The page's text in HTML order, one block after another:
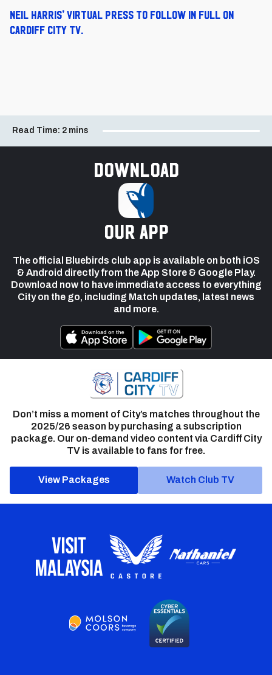
Neil Harris' virtual press to follow in full on
Cardiff City TV.
Read Time: 2 mins
Download
our app
The official Bluebirds club app is available on both iOS
& Android directly from the App Store & Google Play.
Download now to have immediate access to everything
City on the go, including Match updates, latest news
and more.
Don’t miss a moment of City’s matches throughout the
2025/26 season by purchasing a subscription
package. Our on-demand video content via Cardiff City
TV is available to fans for free.
View Packages Watch Club TV